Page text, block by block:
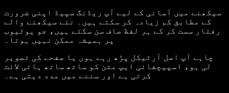
سیکھنے میں آسانی کے لیے آپ ریڈنگ سپیڈ اپنی ضرورت
کے مطابق کم زیادہ کر سکتے ہیں۔ نئے سیکھنے والے
رفتار سست کر کے ہر لفظ صاف سن سکتے ہیں، جو یوٹیوب
چاہے آپ اصل آرٹیکل پڑھ رہے ہوں یا صفحے کی تصویر
لی ہو، اسپیچفائی ایپ متن کو ساتھ ساتھ ہائی لائٹ
کرتی ہے اور سننے میں مدد دیتی ہے۔